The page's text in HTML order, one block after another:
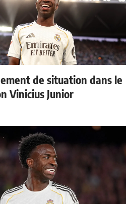
de situation dans le
Vinicius Junior